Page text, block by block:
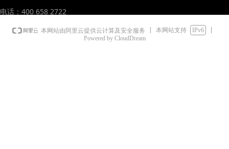
电话：400 658 2722
本网站由阿里云提供云计算及安全服务 本网站支持
IPv6
Powered by CloudDream